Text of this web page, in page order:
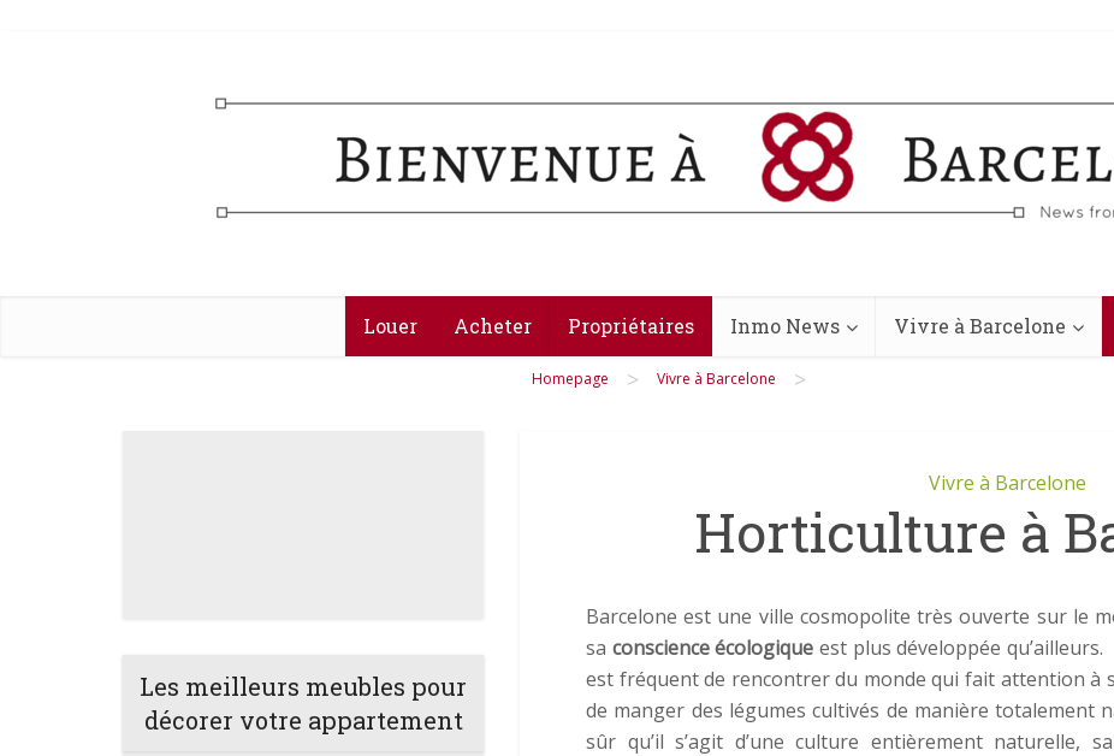
Louer Acheter Propriétaires Inmo News Vivre à Barcelone
Homepage > Vivre à Barcelone >
Les meilleurs meubles pour
décorer votre appartement
Vivre à Barcelone
Horticulture à
Barcelone est une ville cosmopolite très ouverte sur le
sa conscience écologique est plus développée
est fréquent de rencontrer du monde qui fait attention à
de manger des légumes cultivés de manière totalement
sûr qu’il s’agit d’une culture entièrement naturelle,